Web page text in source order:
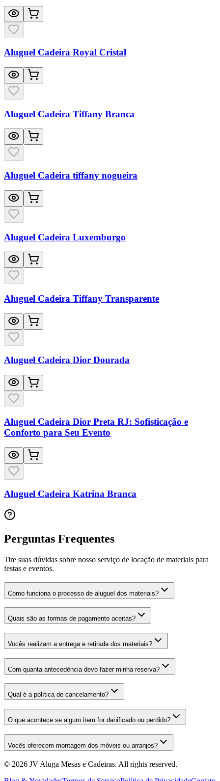
Aluguel Cadeira Royal Cristal
Aluguel Cadeira Tiffany Branca
Aluguel Cadeira tiffany nogueira
Aluguel Cadeira Luxemburgo
Aluguel Cadeira Tiffany Transparente
Aluguel Cadeira Dior Dourada
Aluguel Cadeira Dior Preta RJ: Sofisticação e
Conforto para Seu Evento
Aluguel Cadeira Katrina Branca
Perguntas Frequentes
Tire suas dúvidas sobre nosso serviço de locação de materiais para
festas e eventos.
Como funciona o processo de aluguel dos materiais?
Quais são as formas de pagamento aceitas?
Vocês realizam a entrega e retirada dos materiais?
Com quanta antecedência devo fazer minha reserva?
Qual é a política de cancelamento?
O que acontece se algum item for danificado ou perdido?
Vocês oferecem montagem dos móveis ou arranjos?
© 2026 JV Aluga Mesas e Cadeiras. All rights reserved.